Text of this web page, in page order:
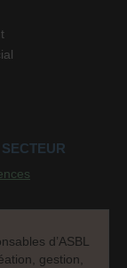
d’ASBL
gestion,